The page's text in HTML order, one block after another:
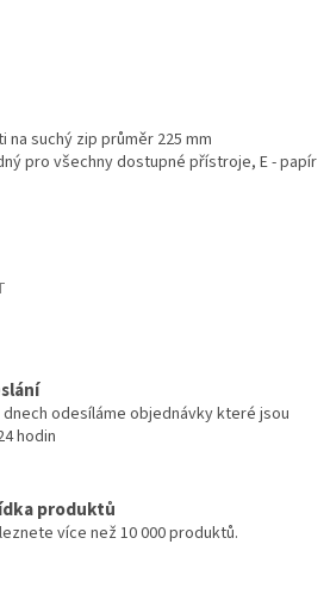
na suchý zip průměr 225 mm
pro všechny dostupné přístroje, E - papír
dnech odesíláme objednávky které jsou
hodin
produktů
více než 10 000 produktů.